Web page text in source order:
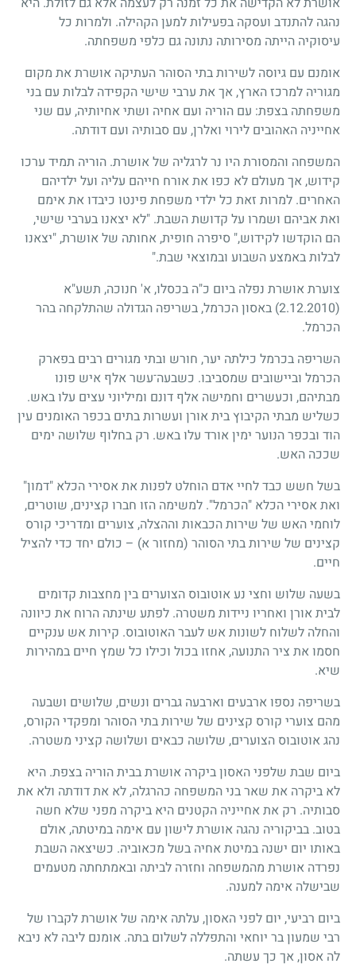
נהגה להתנדב ועסקה בפעילות למען הקהילה. ולמרות כל
עיסוקיה הייתה מסירותה נתונה גם כלפי משפחתה.
אומנם עם גיוסה לשירות בתי הסוהר העתיקה אושרת את מקום
מגוריה למרכז הארץ, אך את ערבי שישי הקפידה לבלות עם בני
משפחתה בצפת: עם הוריה ועם אחיה ושתי אחיותיה, עם שני
אחייניה האהובים לירוי ואלרן, עם סבותיה ועם דודתה.
המשפחה והמסורת היו נר לרגליה של אושרת. הוריה תמיד ערכו
קידוש, אך מעולם לא כפו את אורח חייהם עליה ועל ילדיהם
האחרים. למרות זאת כל ילדי משפחת פינטו כיבדו את אימם
ואת אביהם ושמרו על קדושת השבת. "לא יצאנו בערבי שישי,
הם הוקדשו לקידוש," סיפרה חופית, אחותה של אושרת, "יצאנו
לבלות באמצע השבוע ובמוצאי שבת."
צוערת אושרת נפלה ביום כ"ה בכסלו, א' חנוכה, תשע"א
(2.12.2010)
באסון הכרמל, בשריפה הגדולה שהתלקחה בהר
הכרמל.
השריפה בכרמל כילתה יער, חורש ובתי מגורים רבים בפארק
הכרמל וביישובים שמסביבו. כשבעה־עשר אלף איש פונו
מבתיהם, וכעשרים וחמישה אלף דונם ומיליוני עצים עלו באש.
‏כשליש מבתי הקיבוץ בית אורן ועשרות בתים בכפר האומנים עין
הוד ובכפר הנוער ימין אורד עלו באש. רק בחלוף שלושה ימים
שככה האש.
בשל חשש כבד לחיי אדם הוחלט לפנות את אסירי הכלא "דמון"
ואת אסירי הכלא "הכרמל". למשימה הזו חברו קצינים, שוטרים,
לוחמי האש של שירות הכבאות וההצלה, צוערים ומדריכי קורס
קצינים של שירות בתי הסוהר (מחזור א) – כולם יחד כדי להציל
חיים.
בשעה שלוש וחצי נע אוטובוס הצוערים בין מחצבות קדומים
לבית אורן ואחריו ניידות משטרה. לפתע שינתה הרוח את כיוונה
והחלה לשלוח לשונות אש לעבר האוטובוס. קירות אש ענקיים
חסמו את ציר התנועה, אחזו בכול וכילו כל שמץ חיים במהירות
שיא.
בשריפה נספו ארבעים וארבעה גברים ונשים, שלושים ושבעה
מהם צוערי קורס קצינים של שירות בתי הסוהר ומפקדי הקורס,
נהג אוטובוס הצוערים, שלושה כבאים ושלושה קציני משטרה.
ביום שבת שלפני האסון ביקרה אושרת בבית הוריה בצפת. היא
לא ביקרה את שאר בני המשפחה כהרגלה, לא את דודתה ולא את
סבותיה. רק את אחייניה הקטנים היא ביקרה מפני שלא חשה
בטוב. בביקוריה נהגה אושרת לישון עם אימה במיטתה, אולם
באותו יום ישנה במיטת אחיה בשל מכאוביה. כשיצאה השבת
נפרדה אושרת מהמשפחה וחזרה לביתה ובאמתחתה מטעמים
שבישלה אימה למענה.
ביום רביעי, יום לפני האסון, עלתה אימה של אושרת לקברו של
רבי שמעון בר יוחאי והתפללה לשלום בתה. אומנם ליבה לא ניבא
לה אסון, אך כך עשתה.